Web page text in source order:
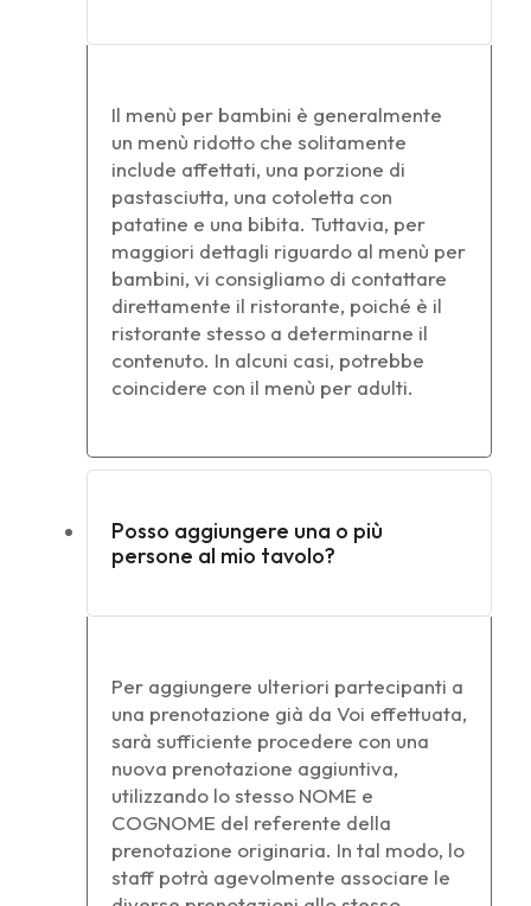
Il menù per bambini è generalmente
un menù ridotto che solitamente
include affettati, una porzione di
pastasciutta, una cotoletta con
patatine e una bibita. Tuttavia, per
maggiori dettagli riguardo al menù per
bambini, vi consigliamo di contattare
direttamente il ristorante, poiché è il
ristorante stesso a determinarne il
contenuto. In alcuni casi, potrebbe
coincidere con il menù per adulti.
Posso aggiungere una o più
persone al mio tavolo?
Per aggiungere ulteriori partecipanti a
una prenotazione già da Voi effettuata,
sarà sufficiente procedere con una
nuova prenotazione aggiuntiva,
utilizzando lo stesso NOME e
COGNOME del referente della
prenotazione originaria. In tal modo, lo
staff potrà agevolmente associare le